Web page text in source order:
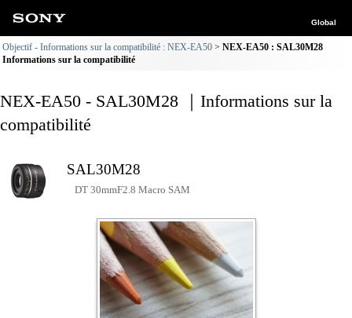
Global
Objectif - Informations sur la compatibilité : NEX-EA50
NEX-EA50 : SAL30M28
Informations sur la compatibilité
NEX-EA50 - SAL30M28 ｜Informations sur la
compatibilité
SAL30M28
DT 30mmF2.8 Macro SAM